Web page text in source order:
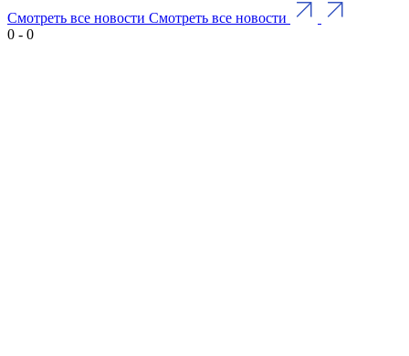
Смотреть все новости Смотреть все новости
0 - 0